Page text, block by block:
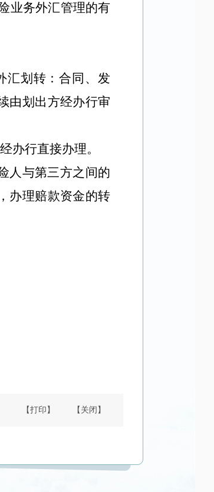
业务外汇管理的有
汇划转：合同、发
由划出方经办行审
办行直接办理。
人与第三方之间的
办理赔款资金的转
【打印】 【关闭】